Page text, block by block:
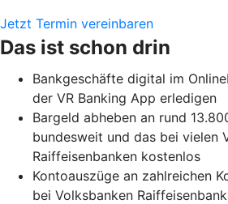
Jetzt Termin vereinbaren
Das ist schon drin
Bankgeschäfte digital im
der VR Banking App erledigen
Bargeld abheben an rund
bundesweit und das bei vielen
Raiffeisenbanken kostenlos
Kontoauszüge an zahlreichen
bei Volksbanken